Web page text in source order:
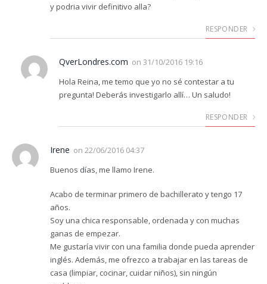
y podria vivir definitivo alla?
RESPONDER
QverLondres.com on 31/10/2016 19:16
Hola Reina, me temo que yo no sé contestar a tu
pregunta! Deberás investigarlo allí… Un saludo!
RESPONDER
Irene on 22/06/2016 04:37
Buenos días, me llamo Irene.
Acabo de terminar primero de bachillerato y tengo 17
años.
Soy una chica responsable, ordenada y con muchas
ganas de empezar.
Me gustaría vivir con una familia donde pueda aprender
inglés. Además, me ofrezco a trabajar en las tareas de
casa (limpiar, cocinar, cuidar niños), sin ningún